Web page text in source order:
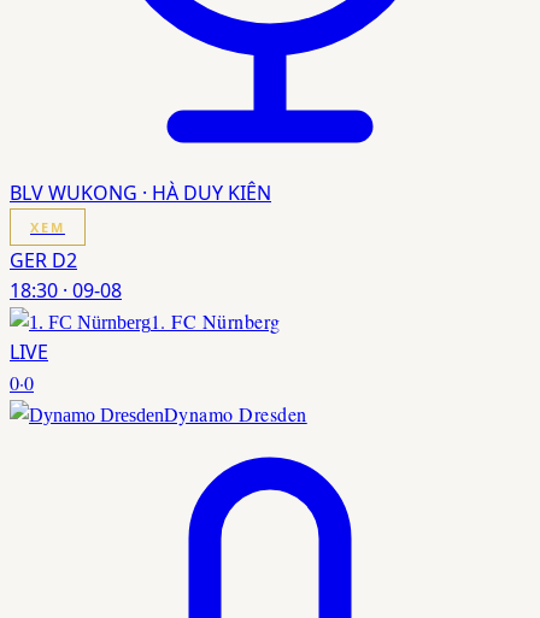
BLV WUKONG · HÀ DUY KIÊN
XEM
GER D2
18:30 · 09-08
1. FC Nürnberg
LIVE
0·0
Dynamo Dresden